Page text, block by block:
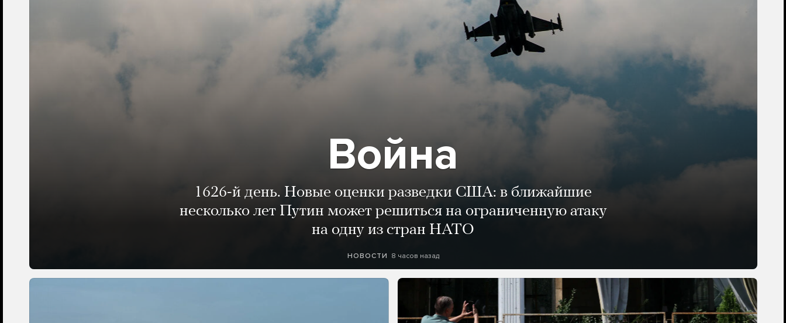
Война
1626-й день. Новые оценки разведки США: в ближайшие
несколько лет Путин может решиться на ограниченную атаку
на одну из стран НАТО
НОВОСТИ 8 часов назад